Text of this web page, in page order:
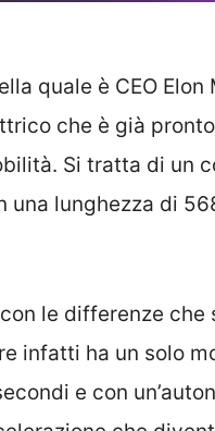
quale è CEO Elon
che è già
Si tratta di un
lunghezza di
con le differenze che
infatti ha un solo
e con